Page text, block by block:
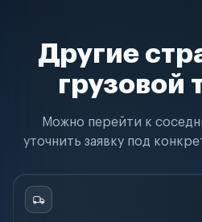
Другие
грузовой
Можно перейти к
уточнить заявку под